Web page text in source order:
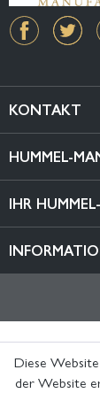
KONTAKT
HUMMEL-
IHR
Diese
der Website